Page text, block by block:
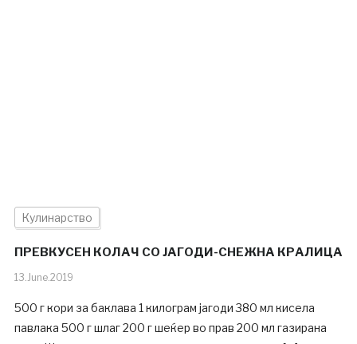
Кулинарство
ПРЕВКУСЕН КОЛАЧ СО ЈАГОДИ-СНЕЖНА КРАЛИЦА
13.June.2019
500 г кори за баклава 1 килограм јагоди 380 мл кисела
павлака 500 г шлаг 200 г шеќер во прав 200 мл газирана